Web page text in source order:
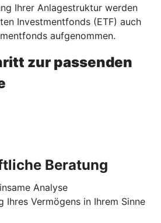
Ihrer Anlagestruktur werden
Investmentfonds (ETF) auch
aufgenommen.
zur passenden
Beratung
Analyse
Ihres Vermögens in Ihrem Sinne